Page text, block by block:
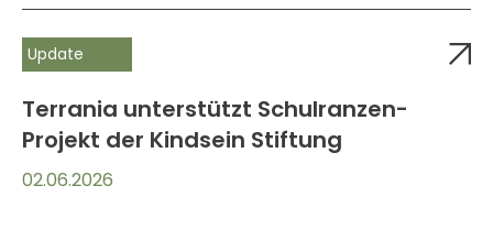
Update
Terrania unterstützt Schulranzen-
Projekt der Kindsein Stiftung
02.06.2026